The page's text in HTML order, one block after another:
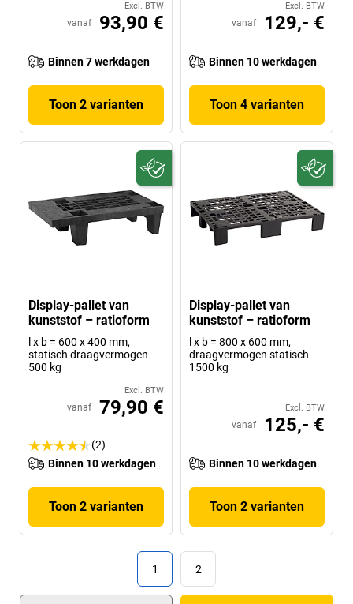
Excl. BTW
vanaf 93,90 €
Binnen 7 werkdagen
Toon 2 varianten
Excl. BTW
vanaf 129,- €
Binnen 10 werkdagen
Toon 4 varianten
Display-pallet van
kunststof – ratioform
l x b = 600 x 400 mm,
statisch draagvermogen
500 kg
Excl. BTW
vanaf 79,90 €
(2)
Binnen 10 werkdagen
Toon 2 varianten
Display-pallet van
kunststof – ratioform
l x b = 800 x 600 mm,
draagvermogen statisch
1500 kg
Excl. BTW
vanaf 125,- €
Binnen 10 werkdagen
Toon 2 varianten
1 2